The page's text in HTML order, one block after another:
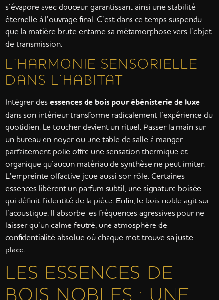
s’évapore avec douceur, garantissant ainsi une stabilité
éternelle à l’ouvrage final. C’est dans ce temps suspendu
que la matière brute entame sa métamorphose vers l’objet
de transmission.
L’HARMONIE SENSORIELLE
DANS L’HABITAT
Intégrer desessences de bois pour ébénisterie de luxe
dans son intérieur transforme radicalement l’expérience du
quotidien. Le toucher devient un rituel. Passer la main sur
un bureau en noyer ou une table de salle à manger
parfaitement polie offre une sensation thermique et
organique qu’aucun matériau de synthèse ne peut imiter.
L’empreinte olfactive joue aussi son rôle. Certaines
essences libèrent un parfum subtil, une signature boisée
qui définit l’identité de la pièce. Enfin, le bois noble agit sur
l’acoustique. Il absorbe les fréquences agressives pour ne
laisser qu’un calme feutré, une atmosphère de
confidentialité absolue où chaque mot trouve sa juste
place.
LES ESSENCES DE
BOIS NOBLES : UNE